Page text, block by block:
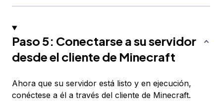
Paso 5: Conectarse a su servidor
desde el cliente de Minecraft
Ahora que su servidor está listo y en ejecución,
conéctese a él a través del cliente de Minecraft.